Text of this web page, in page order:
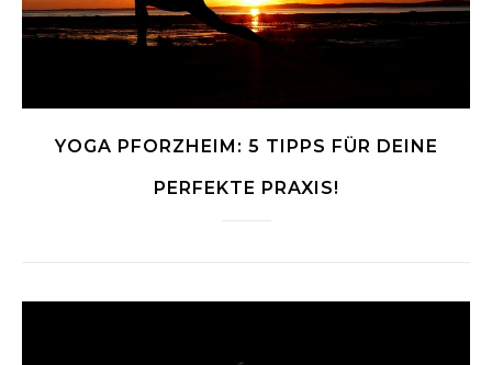
YOGA PFORZHEIM: 5 TIPPS FÜR DEINE
PERFEKTE PRAXIS!